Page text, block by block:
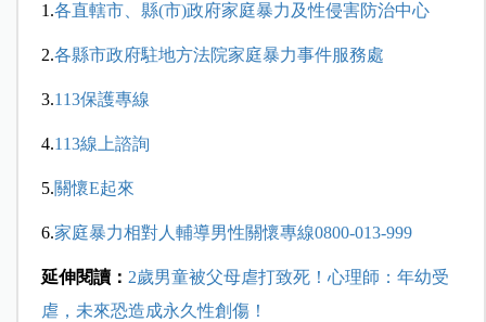
1.各直轄市、縣(市)政府家庭暴力及性侵害防治中心
2.各縣市政府駐地方法院家庭暴力事件服務處
3.113保護專線
4.113線上諮詢
5.關懷E起來
6.家庭暴力相對人輔導男性關懷專線0800-013-999
延伸閱讀： 2歲男童被父母虐打致死！心理師：年幼受
虐，未來恐造成永久性創傷！